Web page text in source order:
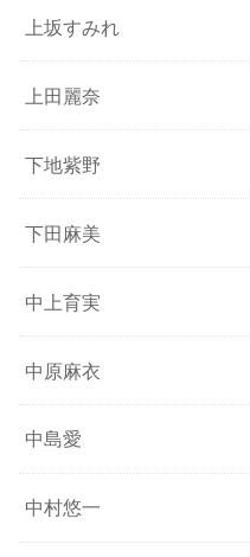
上坂すみれ
上田麗奈
下地紫野
下田麻美
中上育実
中原麻衣
中島愛
中村悠一